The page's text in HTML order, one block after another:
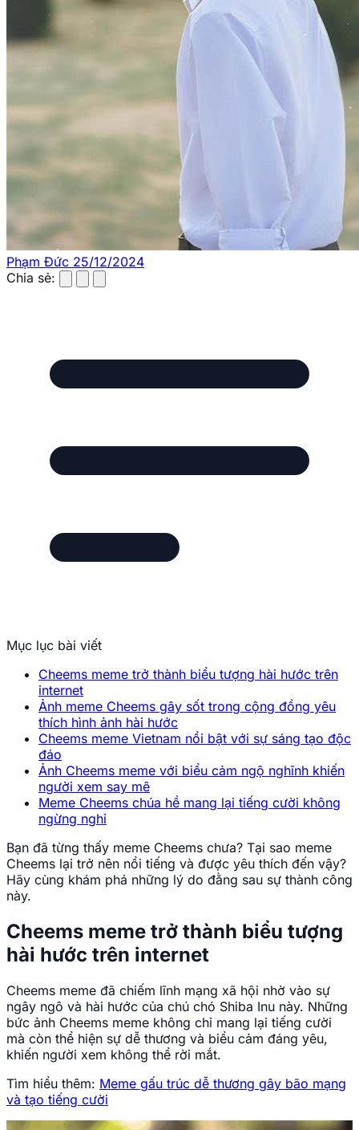
Phạm Đức 25/12/2024
Chia sẻ:
Mục lục bài viết
Cheems meme trở thành biểu tượng hài hước trên
internet
Ảnh meme Cheems gây sốt trong cộng đồng yêu
thích hình ảnh hài hước
Cheems meme Vietnam nổi bật với sự sáng tạo độc
đáo
Ảnh Cheems meme với biểu cảm ngộ nghĩnh khiến
người xem say mê
Meme Cheems chúa hề mang lại tiếng cười không
ngừng nghỉ
Bạn đã từng thấy meme Cheems chưa? Tại sao meme
Cheems lại trở nên nổi tiếng và được yêu thích đến vậy?
Hãy cùng khám phá những lý do đằng sau sự thành công
này.
Cheems meme trở thành biểu tượng
hài hước trên internet
Cheems meme đã chiếm lĩnh mạng xã hội nhờ vào sự
ngây ngô và hài hước của chú chó Shiba Inu này. Những
bức ảnh Cheems meme không chỉ mang lại tiếng cười
mà còn thể hiện sự dễ thương và biểu cảm đáng yêu,
khiến người xem không thể rời mắt.
Tìm hiểu thêm: Meme gấu trúc dễ thương gây bão mạng
và tạo tiếng cười